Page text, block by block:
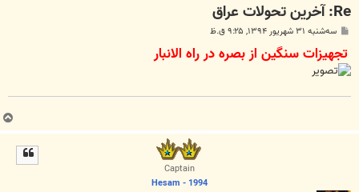
Re: آخرین تحولات عراق
پ
ت
سه‌شنبه ۳۱ شهریور ۱۳۹۴, ۹:۲۵ ق.ظ
تجهیزات سنگین از بصره در راه الانبار
ب
ا
Captain
Hesam - 1994